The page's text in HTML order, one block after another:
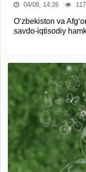
04/08, 14:26 117
O‘zbekiston va
savdo-iqtisodiy